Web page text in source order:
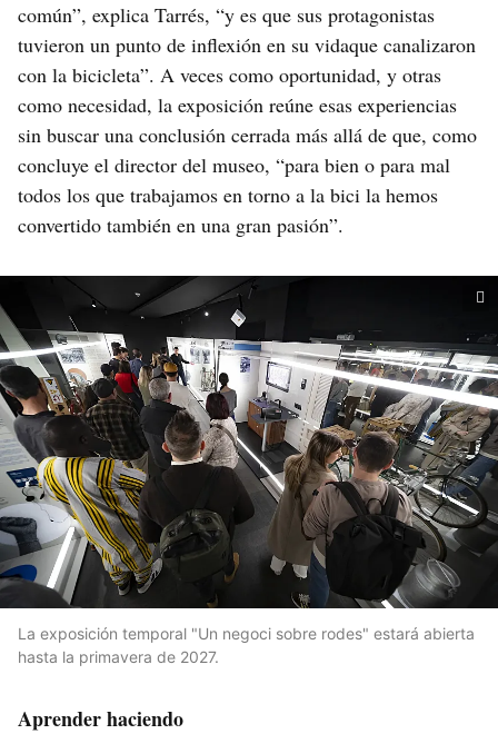
común”, explica Tarrés, “y es que sus protagonistas
tuvieron un punto de inflexión en su vidaque canalizaron
con la bicicleta”. A veces como oportunidad, y otras
como necesidad, la exposición reúne esas experiencias
sin buscar una conclusión cerrada más allá de que, como
concluye el director del museo, “para bien o para mal
todos los que trabajamos en torno a la bici la hemos
convertido también en una gran pasión”.
La exposición temporal "Un negoci sobre rodes" estará abierta
hasta la primavera de 2027.
Aprender haciendo